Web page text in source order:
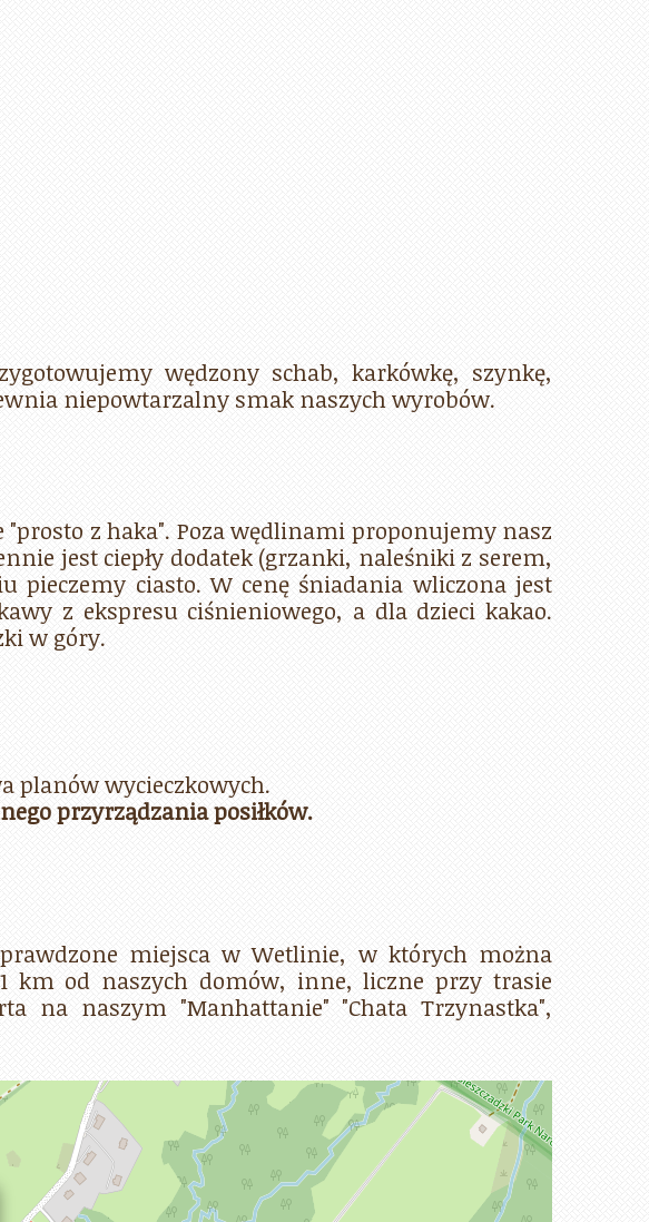
wędzony schab, karkówkę, szynkę,
niepowtarzalny smak naszych wyrobów.
z haka". Poza wędlinami proponujemy nasz
jest ciepły dodatek (grzanki, naleśniki z serem,
pieczemy ciasto. W cenę śniadania wliczona jest
z ekspresu ciśnieniowego, a dla dzieci kakao.
w góry.
planów wycieczkowych.
przyrządzania posiłków.
miejsca w Wetlinie, w których można
km od naszych domów, inne, liczne przy trasie
na naszym "Manhattanie" "Chata Trzynastka",